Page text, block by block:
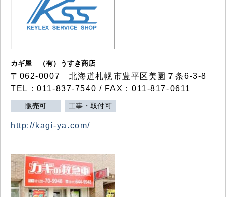
カギ屋 （有）うすき商店
〒062-0007 北海道札幌市豊平区美園７条6-3-8
TEL：011-837-7540 / FAX：011-817-0611
販売可 工事・取付可
http://kagi-ya.com/